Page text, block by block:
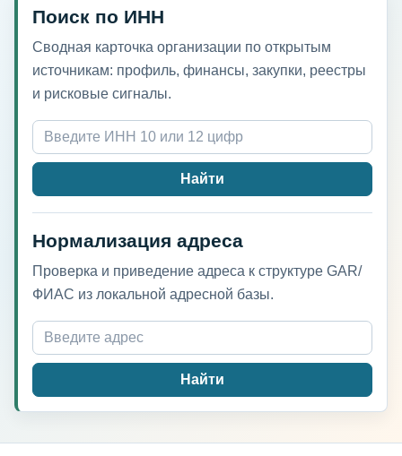
Поиск по ИНН
Сводная карточка организации по открытым
источникам: профиль, финансы, закупки, реестры
и рисковые сигналы.
Найти
Нормализация адреса
Проверка и приведение адреса к структуре GAR/
ФИАС из локальной адресной базы.
Найти